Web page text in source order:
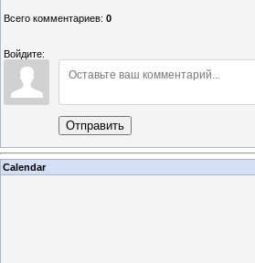
Всего комментариев: 0
Войдите:
Отправить
Calendar